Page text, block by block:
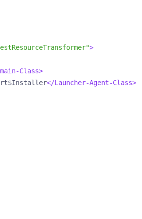
>
Class>
</Launcher-Agent-Class>